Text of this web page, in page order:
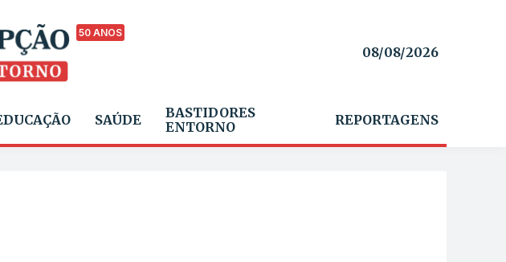
50 ANOS
08/08/2026
SAÚDE
BASTIDORES
ENTORNO
REPORTAGENS